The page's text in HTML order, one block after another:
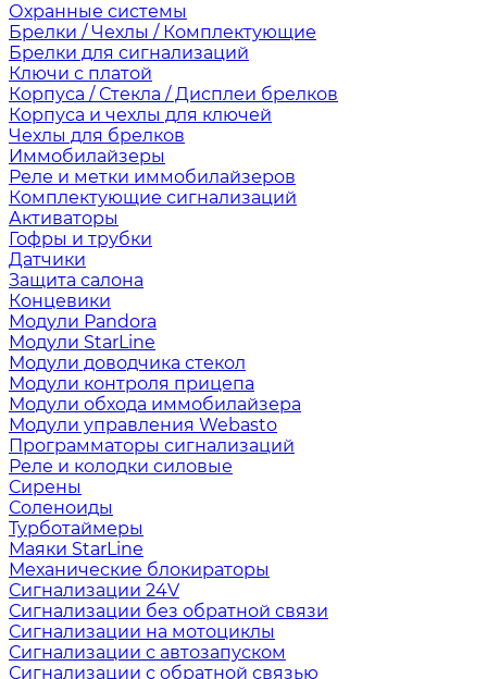
Охранные системы
Брелки / Чехлы / Комплектующие
Брелки для сигнализаций
Ключи с платой
Корпуса / Стекла / Дисплеи брелков
Корпуса и чехлы для ключей
Чехлы для брелков
Иммобилайзеры
Реле и метки иммобилайзеров
Комплектующие сигнализаций
Активаторы
Гофры и трубки
Датчики
Защита салона
Концевики
Модули Pandora
Модули StarLine
Модули доводчика стекол
Модули контроля прицепа
Модули обхода иммобилайзера
Модули управления Webasto
Программаторы сигнализаций
Реле и колодки силовые
Сирены
Соленоиды
Турботаймеры
Маяки StarLine
Механические блокираторы
Сигнализации 24V
Сигнализации без обратной связи
Сигнализации на мотоциклы
Сигнализации с автозапуском
Сигнализации с обратной связью